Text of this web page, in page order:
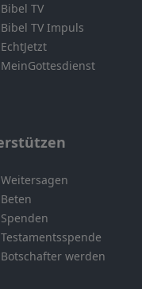
Bibel TV
Bibel TV Impuls
EchtJetzt
MeinGottesdienst
Weitersagen
Beten
Spenden
Testamentsspende
Botschafter werden